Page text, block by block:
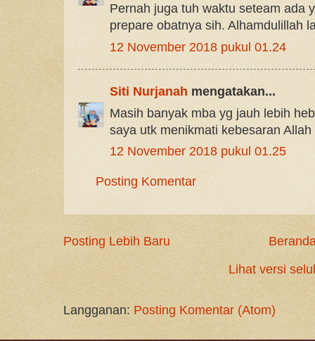
Pernah juga tuh waktu seteam ada
prepare obatnya sih. Alhamdulillah
12 November 2018 pukul 01.24
Siti Nurjanah mengatakan...
Masih banyak mba yg jauh lebih
saya utk menikmati kebesaran Allah
12 November 2018 pukul 01.25
Posting Komentar
Posting Lebih Baru
Lihat versi
Langganan: Posting Komentar (Atom)